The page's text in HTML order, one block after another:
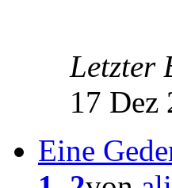
Letzter
17 Dez
Eine